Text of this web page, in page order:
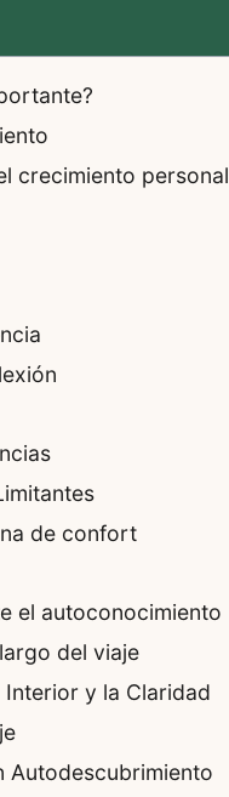
crecimiento personal
de confort
el autoconocimiento
del viaje
y la Claridad
Autodescubrimiento